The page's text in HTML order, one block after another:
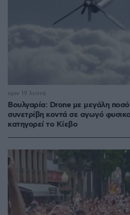
Βουλγαρία: Drone με μεγάλη
συνετρίβη κοντά σε αγωγό
κατηγορεί το Κίεβο
πριν 19 λεπτά